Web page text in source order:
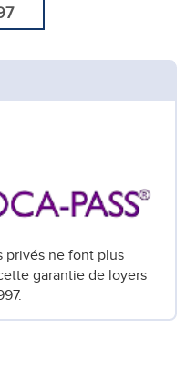
privés ne font plus
garantie de loyers